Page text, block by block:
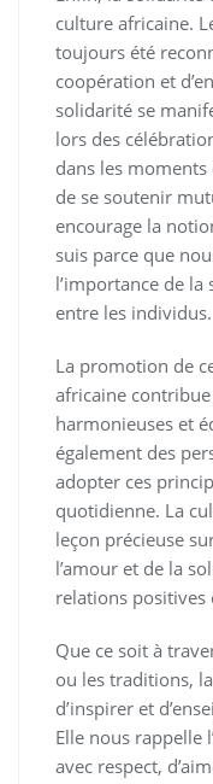
culture africaine.
toujours été
coopération et
solidarité se
lors des
dans les moments
de se soutenir
encourage la
suis parce que
l’importance de
entre les individus.
La promotion de
africaine
harmonieuses et
également des
adopter ces
quotidienne. La
leçon précieuse
l’amour et de la
relations positives
Que ce soit à
ou les traditions,
d’inspirer et
Elle nous rappelle
avec respect,